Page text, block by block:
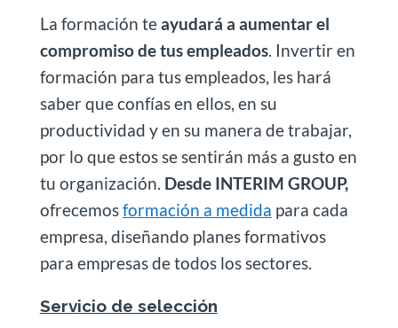
La formación teayudará a aumentar el
compromiso de tus empleados. Invertir en
formación para tus empleados, les hará
saber que confías en ellos, en su
productividad y en su manera de trabajar,
por lo que estos se sentirán más a gusto en
tu organización. Desde INTERIM GROUP,
ofrecemosformación a medida para cada
empresa, diseñando planes formativos
para empresas de todos los sectores.
Servicio de selección